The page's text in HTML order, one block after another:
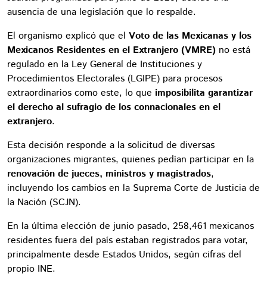
ausencia de una legislación que lo respalde.
El organismo explicó que el Voto de las Mexicanas y los
Mexicanos Residentes en el Extranjero (VMRE) no está
regulado en la Ley General de Instituciones y
Procedimientos Electorales (LGIPE) para procesos
extraordinarios como este, lo que imposibilita garantizar
el derecho al sufragio de los connacionales en el
extranjero.
Esta decisión responde a la solicitud de diversas
organizaciones migrantes, quienes pedían participar en la
renovación de jueces, ministros y magistrados,
incluyendo los cambios en la Suprema Corte de Justicia de
la Nación (SCJN).
En la última elección de junio pasado, 258,461 mexicanos
residentes fuera del país estaban registrados para votar,
principalmente desde Estados Unidos, según cifras del
propio INE.